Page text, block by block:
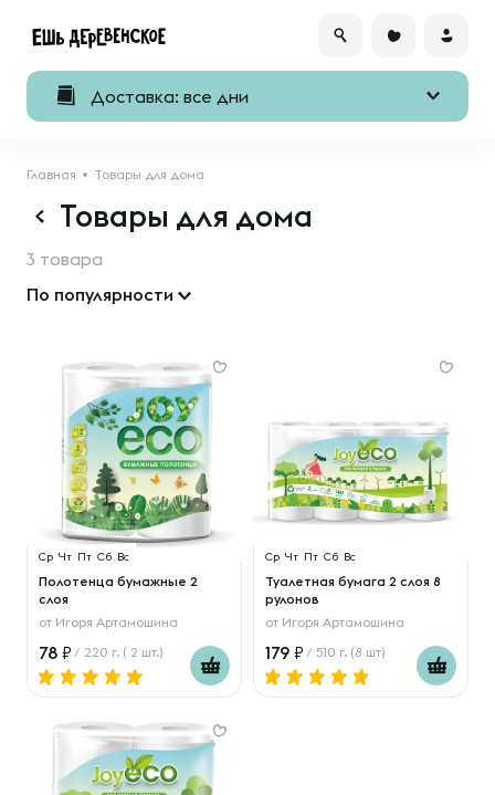
Доставка: все дни
Главная Товары для дома
Товары для дома
3 товара
По популярности
Ср Чт Пт Сб Вс
Полотенца бумажные 2
слоя
от Игоря Артамошина
78 / 220 г. ( 2 шт.)
Ср Чт Пт Сб Вс
Туалетная бумага 2 слоя 8
рулонов
от Игоря Артамошина
179 / 510 г. (8 шт)